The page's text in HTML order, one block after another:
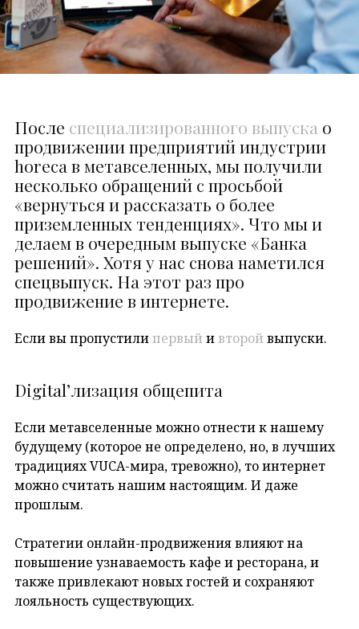
После специализированного выпуска о
продвижении предприятий индустрии
horeca в метавселенных, мы получили
несколько обращений с просьбой
«вернуться и рассказать о более
приземленных тенденциях». Что мы и
делаем в очередным выпуске «Банка
решений». Хотя у нас снова наметился
спецвыпуск. На этот раз про
продвижение в интернете.
Если вы пропустили первый и второй выпуски.
Digital’лизация общепита
Если метавселенные можно отнести к нашему
будущему (которое не определено, но, в лучших
традициях VUCA-мира, тревожно), то интернет
можно считать нашим настоящим. И даже
прошлым.
Стратегии онлайн-продвижения влияют на
повышение узнаваемость кафе и ресторана, и
также привлекают новых гостей и сохраняют
лояльность существующих.